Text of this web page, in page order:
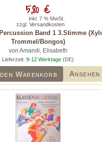
Band 1 3.Stimme
Trommel/Bongos)
von Amandi, Elisabeth
Lieferzeit: 9-12 Werktage (DE)
Warenkorb Ansehen
5,80 €
inkl. 7 % MwSt.
zzgl. Versandkosten